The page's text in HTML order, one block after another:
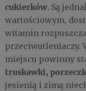
cukierków. Są
wartościowym,
witamin
przeciwutleniaczy.
miejscu powinny
truskawki,
jesienią i zimą